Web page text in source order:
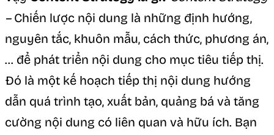
– Chiến lược nội dung là những định hướng,
nguyên tắc, khuôn mẫu, cách thức, phương án,
… để phát triển nội dung cho mục tiêu tiếp thị.
Đó là một kế hoạch tiếp thị nội dung hướng
dẫn quá trình tạo, xuất bản, quảng bá và tăng
cường nội dung có liên quan và hữu ích. Bạn